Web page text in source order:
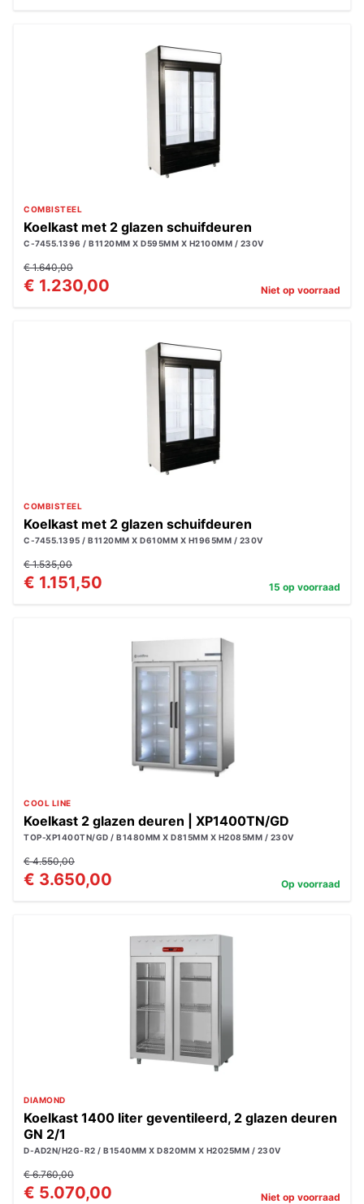
COMBISTEEL
Koelkast met 2 glazen schuifdeuren
C-7455.1396 / B1120MM X D595MM X H2100MM / 230V
€ 1.640,00
€ 1.230,00 Niet op voorraad
COMBISTEEL
Koelkast met 2 glazen schuifdeuren
C-7455.1395 / B1120MM X D610MM X H1965MM / 230V
€ 1.535,00
€ 1.151,50 15 op voorraad
COOL LINE
Koelkast 2 glazen deuren | XP1400TN/GD
TOP-XP1400TN/GD / B1480MM X D815MM X H2085MM / 230V
€ 4.550,00
€ 3.650,00 Op voorraad
DIAMOND
Koelkast 1400 liter geventileerd, 2 glazen deuren
GN 2/1
D-AD2N/H2G-R2 / B1540MM X D820MM X H2025MM / 230V
€ 6.760,00
€ 5.070,00 Niet op voorraad